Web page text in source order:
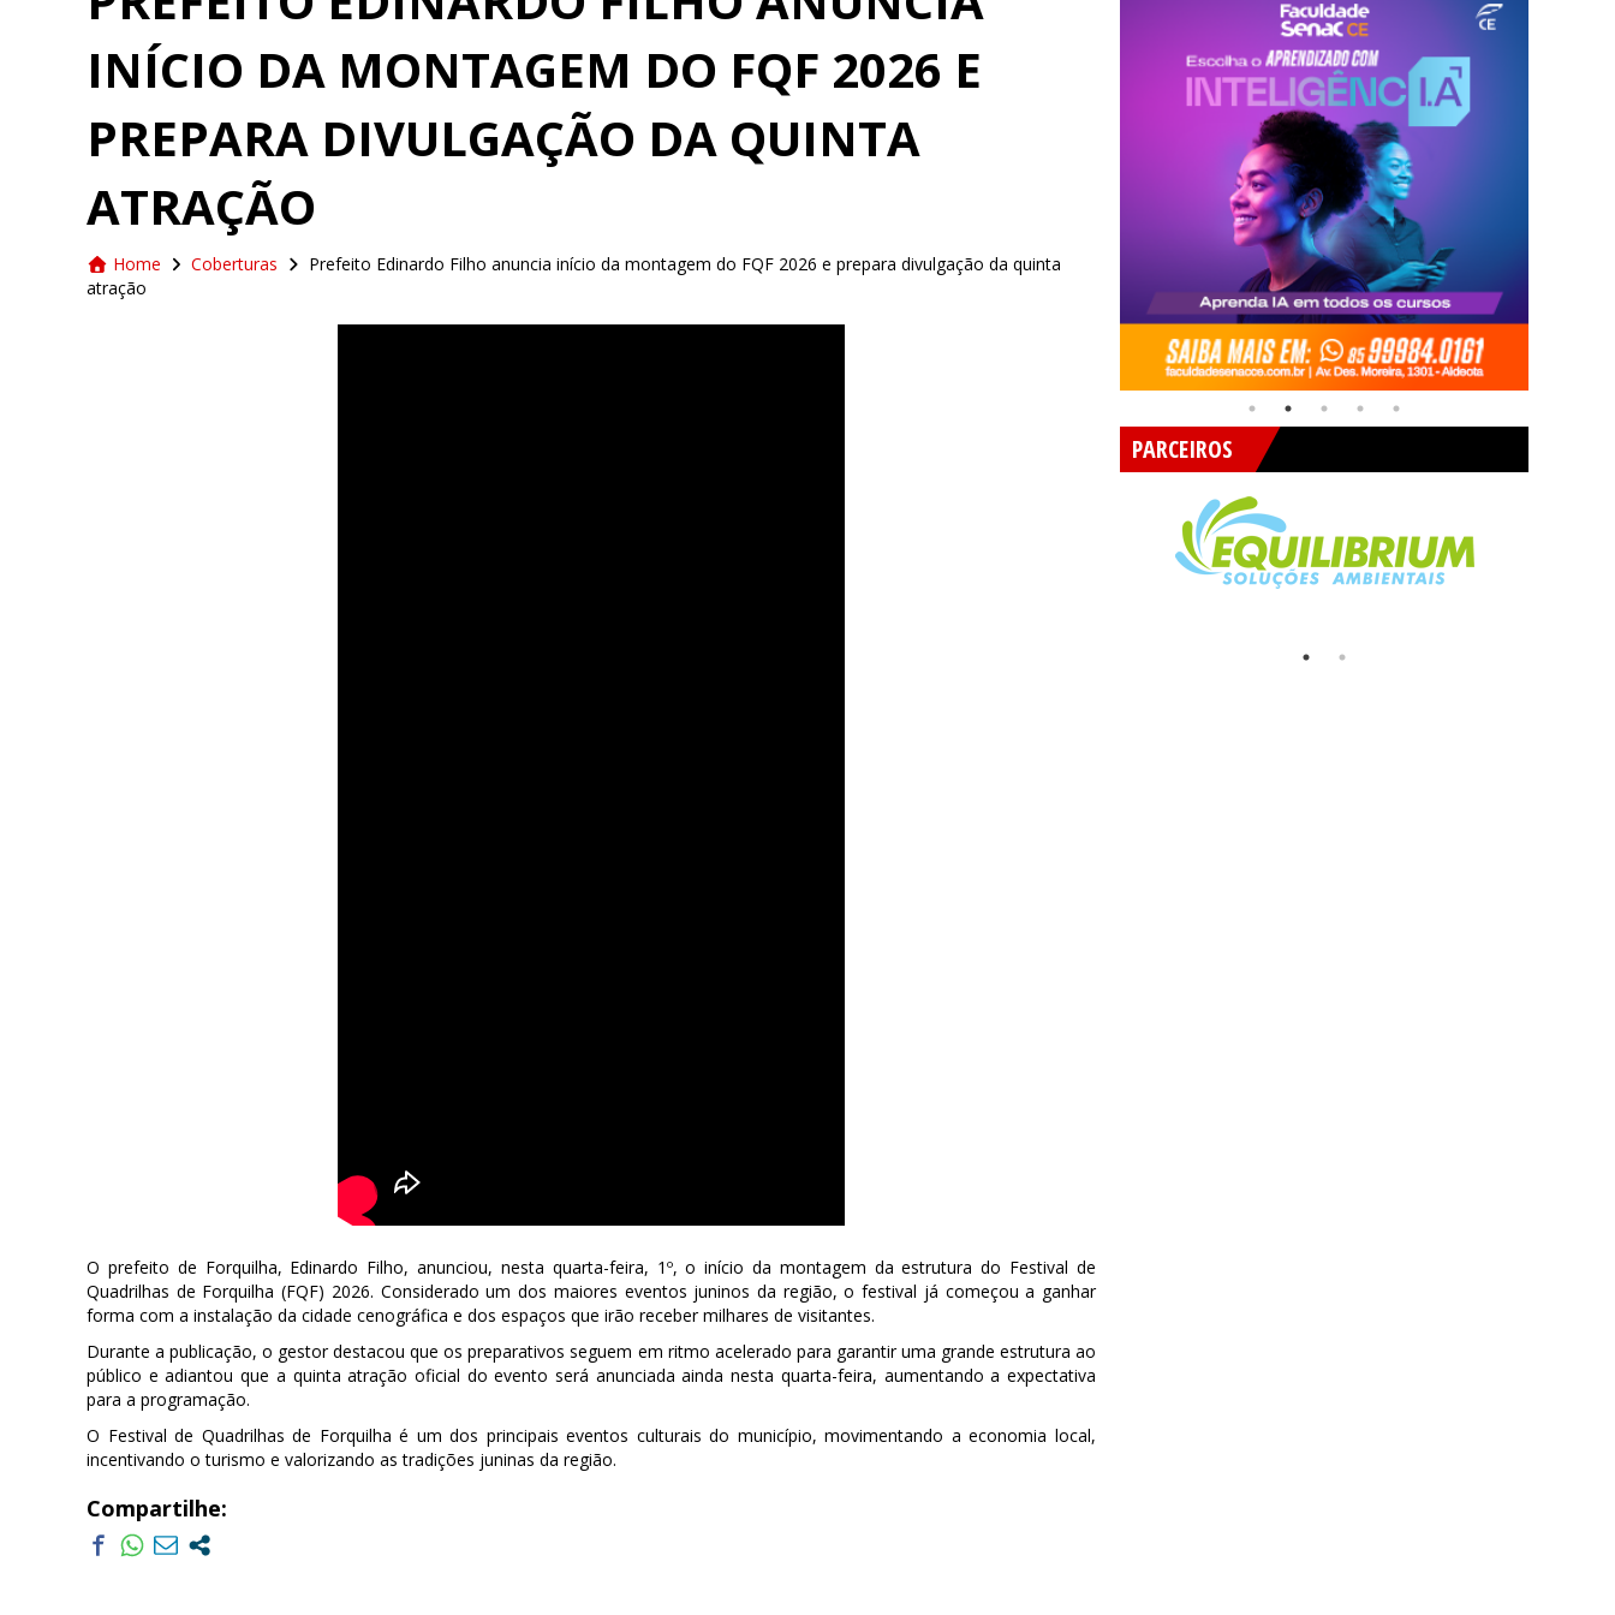
INÍCIO DA MONTAGEM DO FQF 2026 E
PREPARA DIVULGAÇÃO DA QUINTA
ATRAÇÃO
Home Coberturas
Prefeito Edinardo Filho anuncia início da montagem do FQF 2026 e prepara divulgação da quinta
atração
O prefeito de Forquilha, Edinardo Filho, anunciou, nesta quarta-feira, 1º, o início da montagem da estrutura do Festival de
Quadrilhas de Forquilha (FQF) 2026. Considerado um dos maiores eventos juninos da região, o festival já começou a ganhar
forma com a instalação da cidade cenográfica e dos espaços que irão receber milhares de visitantes.
Durante a publicação, o gestor destacou que os preparativos seguem em ritmo acelerado para garantir uma grande estrutura ao
público e adiantou que a quinta atração oficial do evento será anunciada ainda nesta quarta-feira, aumentando a expectativa
para a programação.
O Festival de Quadrilhas de Forquilha é um dos principais eventos culturais do município, movimentando a economia local,
incentivando o turismo e valorizando as tradições juninas da região.
Compartilhe:
PARCEIROS